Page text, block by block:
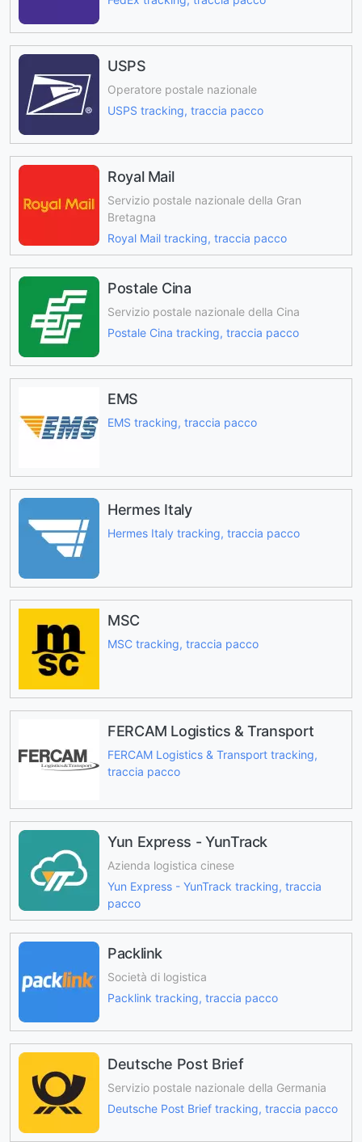
USPS
Operatore postale nazionale
USPS tracking, traccia pacco
Royal Mail
Servizio postale nazionale della Gran
Bretagna
Royal Mail tracking, traccia pacco
Postale Cina
Servizio postale nazionale della Cina
Postale Cina tracking, traccia pacco
EMS
EMS tracking, traccia pacco
Hermes Italy
Hermes Italy tracking, traccia pacco
MSC
MSC tracking, traccia pacco
FERCAM Logistics & Transport
FERCAM Logistics & Transport tracking,
traccia pacco
Yun Express - YunTrack
Azienda logistica cinese
Yun Express - YunTrack tracking, traccia
pacco
Packlink
Società di logistica
Packlink tracking, traccia pacco
Deutsche Post Brief
Servizio postale nazionale della Germania
Deutsche Post Brief tracking, traccia pacco